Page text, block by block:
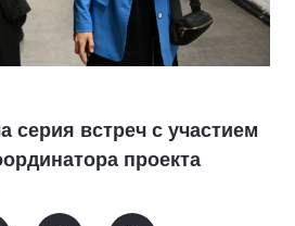
серия встреч с участием
проекта